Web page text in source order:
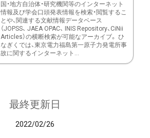
国・地方自治体・研究機関等のインターネット
情報及び学会口頭発表情報を検索・閲覧するこ
とや、関連する文献情報データベース
（JOPSS、 JAEA OPAC、 INIS Repository、CiNii
Articles）の横断検索が可能なアーカイブ。 ひ
なぎくでは、東京電力福島第一原子力発電所事
故に関するインターネット...
最終更新日
2022/02/26